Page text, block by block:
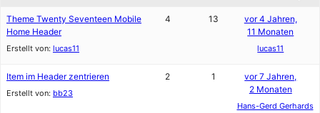
Theme Twenty Seventeen Mobile
Home Header
Erstellt von: lucas11
4 13
vor 4 Jahren,
11 Monaten
lucas11
Item im Header zentrieren
Erstellt von: bb23
2 1
vor 7 Jahren,
2 Monaten
Hans-Gerd Gerhards